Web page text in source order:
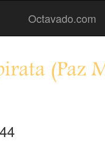
Octavado.com
(Paz